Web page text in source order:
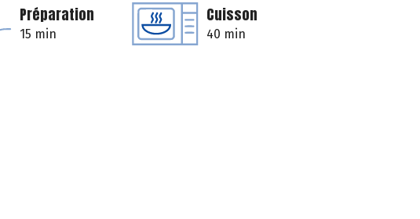
Préparation
15 min
Cuisson
40 min